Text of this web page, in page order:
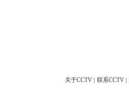
关于CCTV 联系CCTV